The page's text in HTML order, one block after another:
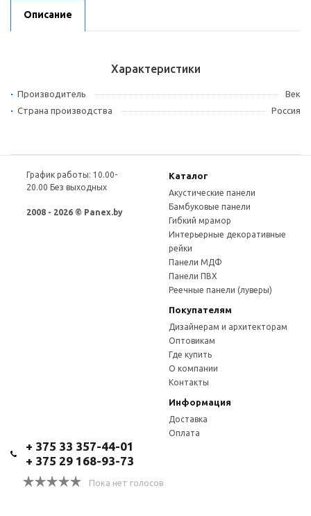
Описание
Характеристики
Производитель
Век
Страна производства
Россия
График работы: 10.00-
20.00 Без выходных
2008 - 2026 © Panex.by
Каталог
Акустические панели
Бамбуковые панели
Гибкий мрамор
Интерьерные декоративные
рейки
Панели МДФ
Панели ПВХ
Реечные панели (луверы)
Покупателям
Дизайнерам и архитекторам
Оптовикам
Где купить
О компании
Контакты
Информация
Доставка
Оплата
Пока нет голосов
+ 375 33 357-44-01
+ 375 29 168-93-73